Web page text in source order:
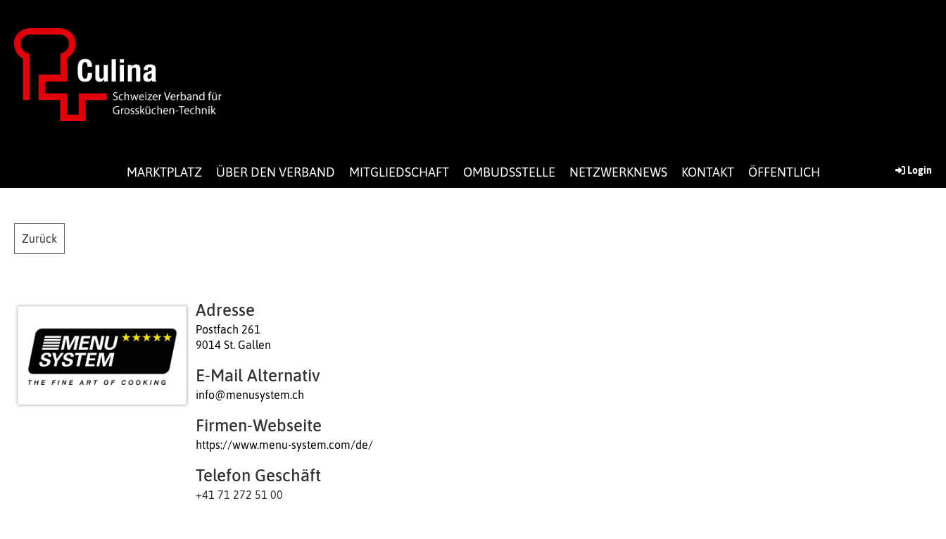
MARKTPLATZ ÜBER DEN VERBAND MITGLIEDSCHAFT OMBUDSSTELLE NETZWERKNEWS KONTAKT ÖFFENTLICH Login
Zurück
Adresse
Postfach 261
9014 St. Gallen
E-Mail Alternativ
info@menusystem.ch
Firmen-Webseite
https://www.menu-system.com/de/
Telefon Geschäft
+41 71 272 51 00